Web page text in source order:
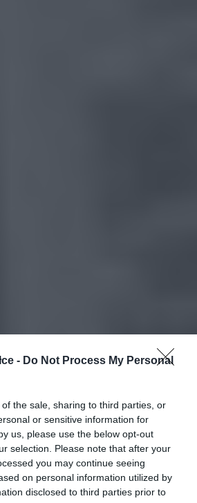
- Do Not Process My Personal
the sale, sharing to third parties, or
or sensitive information for
us, please use the below opt-out
selection. Please note that after your
you may continue seeing
on personal information utilized by
disclosed to third parties prior to